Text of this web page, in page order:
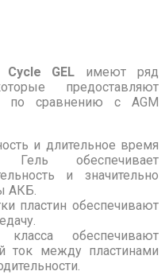
GEL имеют ряд
предоставляют
по сравнению с AGM
и длительное время
Гель обеспечивает
и значительно
АКБ.
пластин обеспечивают
обеспечивают
ток между пластинами